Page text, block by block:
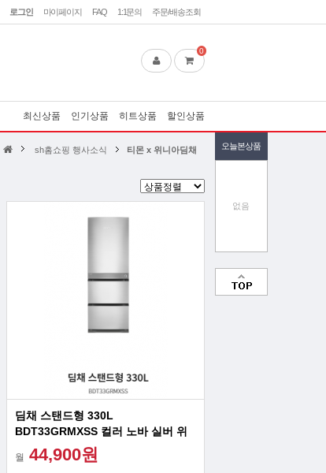
로그인 마이페이지 FAQ 1:1문의 주문/배송조회
0
최신상품 인기상품 히트상품 할인상품
오늘본상품
없음
sh홈쇼핑 행사소식 티몬 x 위니아딤채
딤채 스탠드형 330L
BDT33GRMXSS 컬러 노바 실버 위
니아 김치냉장고
월 44,900원